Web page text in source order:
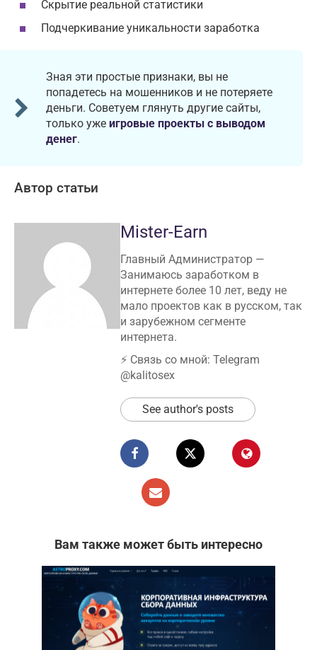
Скрытие реальной статистики
Подчеркивание уникальности заработка
Зная эти простые признаки, вы не
попадетесь на мошенников и не потеряете
деньги. Советуем глянуть другие сайты,
только уже игровые проекты с выводом
денег.
Автор статьи
Mister-Earn
Главный Администратор —
Занимаюсь заработком в
интернете более 10 лет, веду не
мало проектов как в русском, так
и зарубежном сегменте
интернета.
⚡️ Связь со мной: Telegram
@kalitosex
See author's posts
Вам также может быть интересно